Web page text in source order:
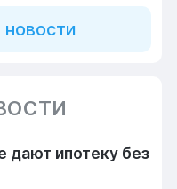
дают ипотеку без